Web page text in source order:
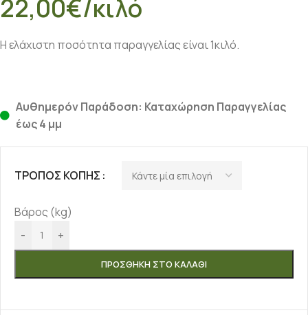
22,00€/κιλό
Η ελάχιστη ποσότητα παραγγελίας είναι 1κιλό.
Αυθημερόν Παράδοση: Καταχώρηση Παραγγελίας
έως 4 μμ
ΤΡΌΠΟΣ ΚΟΠΉΣ
Βάρος (kg)
-
+
ΠΡΟΣΘΉΚΗ ΣΤΟ ΚΑΛΆΘΙ